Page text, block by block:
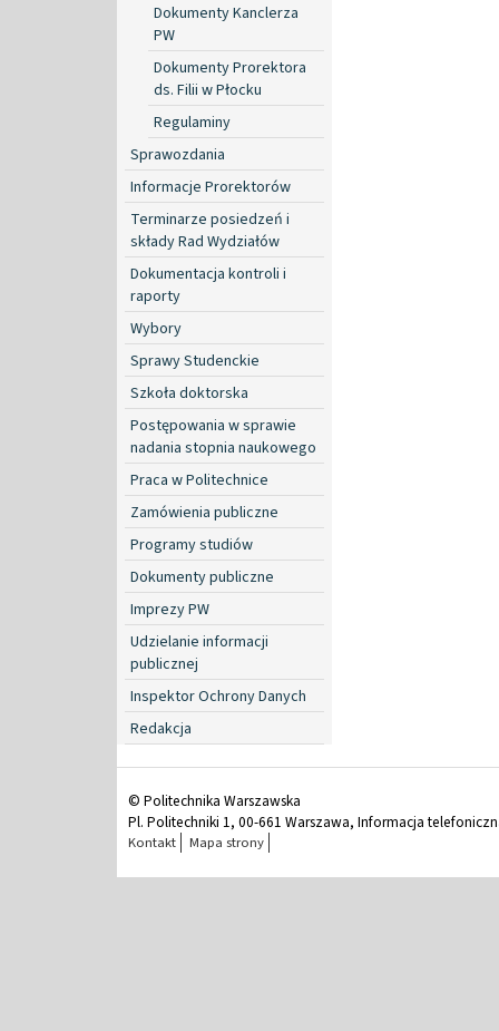
Dokumenty Kanclerza
PW
Dokumenty Prorektora
ds. Filii w Płocku
Regulaminy
Sprawozdania
Informacje Prorektorów
Terminarze posiedzeń i
składy Rad Wydziałów
Dokumentacja kontroli i
raporty
Wybory
Sprawy Studenckie
Szkoła doktorska
Postępowania w sprawie
nadania stopnia naukowego
Praca w Politechnice
Zamówienia publiczne
Programy studiów
Dokumenty publiczne
Imprezy PW
Udzielanie informacji
publicznej
Inspektor Ochrony Danych
Redakcja
© Politechnika Warszawska
Pl. Politechniki 1, 00-661 Warszawa, Informacja
Kontakt Mapa strony